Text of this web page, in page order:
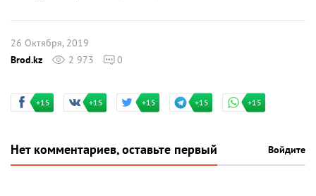
26 Октября, 2019
Brod.kz
2 973 0
+15 +15 +15 +15 +15
Нет комментариев, оставьте первый Войдите